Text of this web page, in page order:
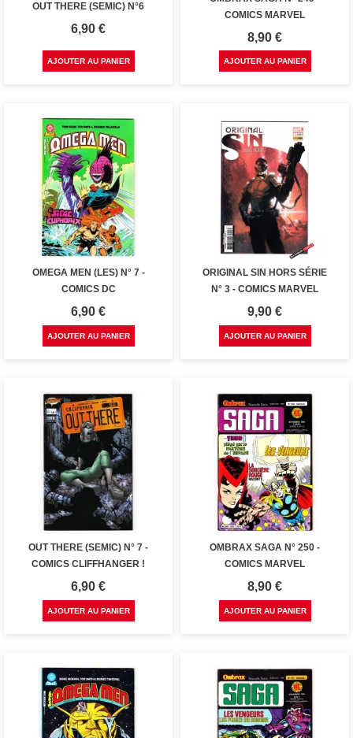
OUT THERE (SEMIC) N°6
Prix
6,90 €
AJOUTER AU PANIER
COMICS MARVEL
Prix
8,90 €
AJOUTER AU PANIER
OMEGA MEN (LES) N° 7 -
COMICS DC
Prix
6,90 €
AJOUTER AU PANIER
ORIGINAL SIN HORS SÉRIE
N° 3 - COMICS MARVEL
Prix
9,90 €
AJOUTER AU PANIER
OUT THERE (SEMIC) N° 7 -
COMICS CLIFFHANGER !
Prix
6,90 €
AJOUTER AU PANIER
OMBRAX SAGA N° 250 -
COMICS MARVEL
Prix
8,90 €
AJOUTER AU PANIER